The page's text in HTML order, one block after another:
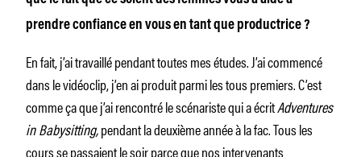
prendre confiance en vous en tant que productrice ?
En fait, j’ai travaillé pendant toutes mes études. J’ai commencé
dans le vidéoclip, j’en ai produit parmi les tous premiers. C’est
comme ça que j’ai rencontré le scénariste qui a écritAdventures
in Babysitting,pendant la deuxième année à la fac. Tous les
cours se passaient le soir parce que nos intervenants